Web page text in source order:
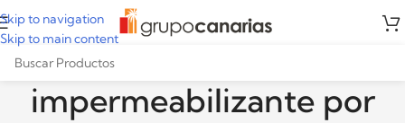
Skip to navigation
Skip to main content
impermeabilizante por